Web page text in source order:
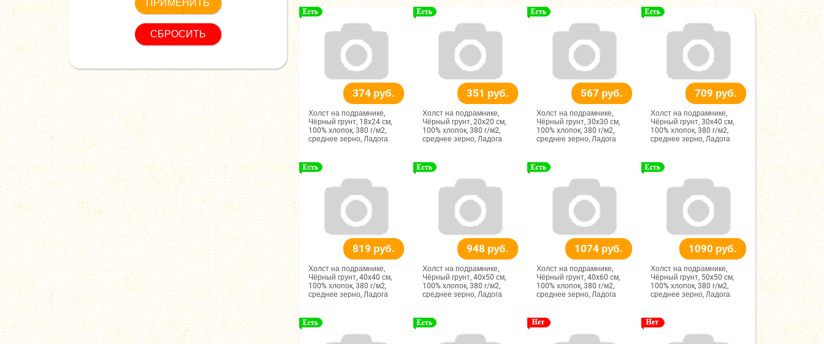
СБРОСИТЬ
374 руб.
Холст на подрамнике,
Чёрный грунт, 18x24 см,
100% хлопок, 380 г/м2,
среднее зерно, Ладога
351 руб.
Холст на подрамнике,
Чёрный грунт, 20x20 см,
100% хлопок, 380 г/м2,
среднее зерно, Ладога
567 руб.
Холст на подрамнике,
Чёрный грунт, 30x30 см,
100% хлопок, 380 г/м2,
среднее зерно, Ладога
709 руб.
Холст на подрамнике,
Чёрный грунт, 30x40 см,
100% хлопок, 380 г/м2,
среднее зерно, Ладога
819 руб.
Холст на подрамнике,
Чёрный грунт, 40x40 см,
100% хлопок, 380 г/м2,
среднее зерно, Ладога
948 руб.
Холст на подрамнике,
Чёрный грунт, 40x50 см,
100% хлопок, 380 г/м2,
среднее зерно, Ладога
1074 руб.
Холст на подрамнике,
Чёрный грунт, 40x60 см,
100% хлопок, 380 г/м2,
среднее зерно, Ладога
1090 руб.
Холст на подрамнике,
Чёрный грунт, 50x50 см,
100% хлопок, 380 г/м2,
среднее зерно, Ладога